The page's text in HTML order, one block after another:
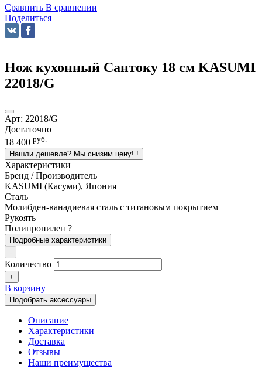
Сравнить В сравнении
Поделиться
Нож кухонный Сантоку 18 см KASUMI
22018/G
Арт: 22018/G
Достаточно
18 400 руб.
Нашли дешевле? Мы снизим цену! !
Характеристики
Бренд / Производитель
KASUMI (Касуми), Япония
Сталь
Молибден-ванадиевая сталь с титановым покрытием
Рукоять
Полипропилен ?
Подробные характеристики
-
Количество
+
В корзину
Подобрать аксессуары
Описание
Характеристики
Доставка
Отзывы
Наши преимущества